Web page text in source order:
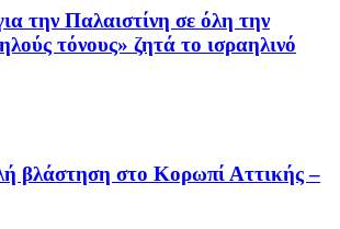
την Παλαιστίνη σε όλη την
τόνους» ζητά το ισραηλινό
βλάστηση στο Κορωπί Αττικής –